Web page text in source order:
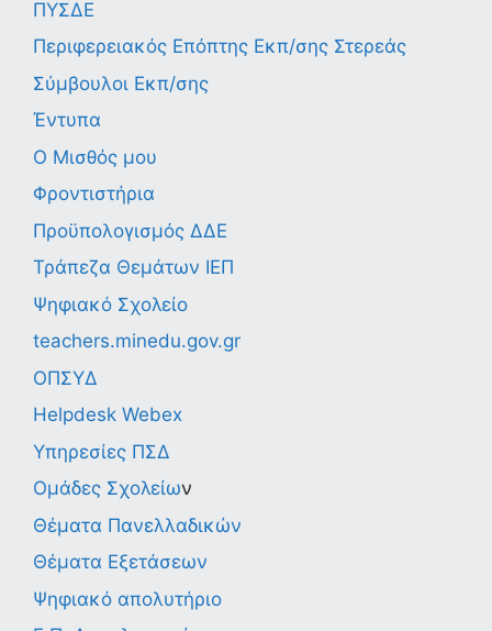
ΠΥΣΔΕ
Περιφερειακός Επόπτης Εκπ/σης Στερεάς
Σύμβουλοι Εκπ/σης
Έντυπα
Ο Μισθός μου
Φροντιστήρια
Προϋπολογισμός ΔΔΕ
Τράπεζα Θεμάτων ΙΕΠ
Ψηφιακό Σχολείο
teachers.minedu.gov.gr
ΟΠΣΥΔ
Helpdesk Webex
Υπηρεσίες ΠΣΔ
Ομάδες Σχολείων
Θέματα Πανελλαδικών
Θέματα Εξετάσεων
Ψηφιακό απολυτήριο